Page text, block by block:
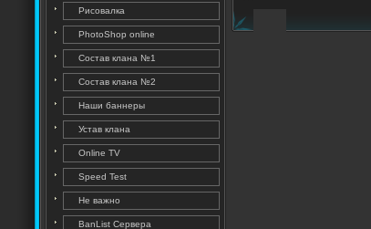
Рисовалка
PhotoShop online
Состав клана №1
Состав клана №2
Наши баннеры
Устав клана
Online TV
Speed Test
Не важно
BanList Сервера